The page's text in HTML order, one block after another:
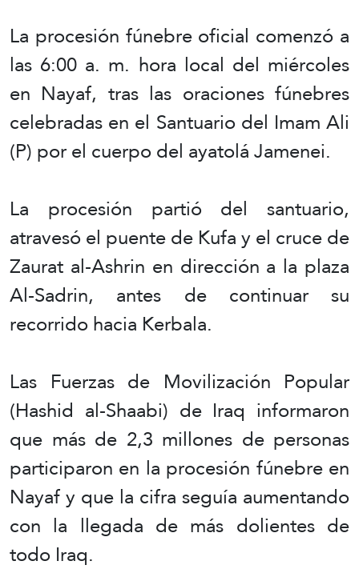
La procesión fúnebre oficial comenzó a
las 6:00 a. m. hora local del miércoles
en Nayaf, tras las oraciones fúnebres
celebradas en el Santuario del Imam Ali
(P) por el cuerpo del ayatolá Jamenei.
La procesión partió del santuario,
atravesó el puente de Kufa y el cruce de
Zaurat al-Ashrin en dirección a la plaza
Al-Sadrin, antes de continuar su
recorrido hacia Kerbala.
Las Fuerzas de Movilización Popular
(Hashid al-Shaabi) de Iraq informaron
que más de 2,3 millones de personas
participaron en la procesión fúnebre en
Nayaf y que la cifra seguía aumentando
con la llegada de más dolientes de
todo Iraq.